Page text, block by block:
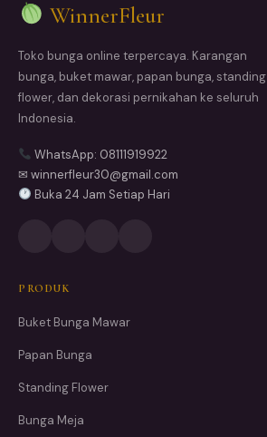
WinnerFleur
Toko bunga online terpercaya. Karangan
bunga, buket mawar, papan bunga, standing
flower, dan dekorasi pernikahan ke seluruh
Indonesia.
WhatsApp: 08111919922
✉ winnerfleur30@gmail.com
Buka 24 Jam Setiap Hari
PRODUK
Buket Bunga Mawar
Papan Bunga
Standing Flower
Bunga Meja